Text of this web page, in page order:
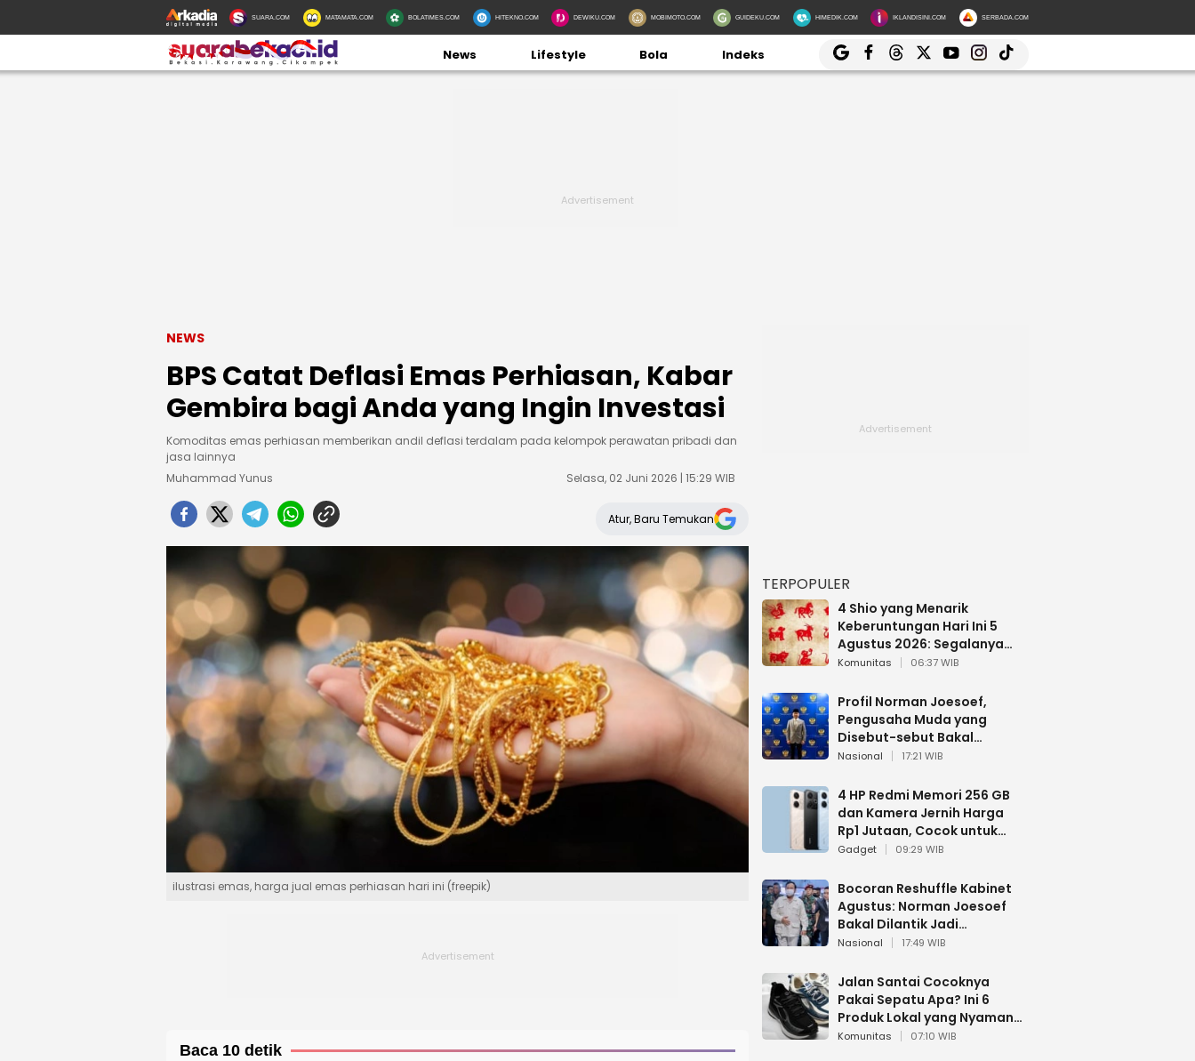
SUARA.COM MATAMATA.COM BOLATIMES.COM HITEKNO.COM DEWIKU.COM MOBIMOTO.COM GUIDEKU.COM HIMEDIK.COM IKLANDISINI.COM SERBADA.COM
News Lifestyle Bola Indeks
NEWS
BPS Catat Deflasi Emas Perhiasan, Kabar
Gembira bagi Anda yang Ingin Investasi
Komoditas emas perhiasan memberikan andil deflasi terdalam pada kelompok perawatan pribadi dan
jasa lainnya
Muhammad Yunus
Selasa, 02 Juni 2026 | 15:29 WIB
Atur, Baru Temukan
ilustrasi emas, harga jual emas perhiasan hari ini (freepik)
Baca 10 detik
TERPOPULER
4 Shio yang Menarik
Keberuntungan Hari Ini 5
Agustus 2026: Segalanya
Berjalan Lancar
Komunitas 06:37 WIB
Profil Norman Joesoef,
Pengusaha Muda yang
Disebut-sebut Bakal
Dilantik Jadi Wamenhan RI
Nasional 17:21 WIB
4 HP Redmi Memori 256 GB
dan Kamera Jernih Harga
Rp1 Jutaan, Cocok untuk
Multitasking
Gadget 09:29 WIB
Bocoran Reshuffle Kabinet
Agustus: Norman Joesoef
Bakal Dilantik Jadi
Wamenhan RI
Nasional 17:49 WIB
Jalan Santai Cocoknya
Pakai Sepatu Apa? Ini 6
Produk Lokal yang Nyaman
Buat 17 Agustusan
Komunitas 07:10 WIB